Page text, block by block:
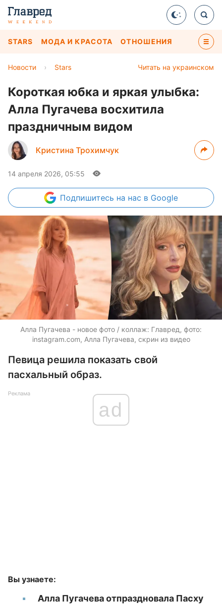
STARS МОДА И КРАСОТА ОТНОШЕНИЯ
Читать на украинском
Новости › Stars
Короткая юбка и яркая улыбка:
Алла Пугачева восхитила
праздничным видом
Кристина Трохимчук
14 апреля 2026, 05:55
Подпишитесь на нас в Google
Алла Пугачева - новое фото / коллаж: Главред, фото:
instagram.com, Алла Пугачева, скрин из видео
Певица решила показать свой
пасхальный образ.
Реклама
ad
Вы узнаете:
Алла Пугачева отпраздновала Пасху